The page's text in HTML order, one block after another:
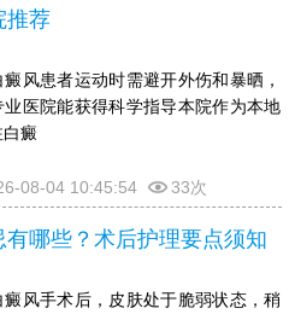
推荐
癜风患者运动时需避开外伤和暴晒，
业医院能获得科学指导本院作为本地
癜
08-04 10:45:54 33次
哪些？术后护理要点须知
癜风手术后，皮肤处于脆弱状态，稍